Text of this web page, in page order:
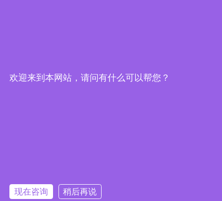
浏览量：1334
欢迎来到本网站，请问有什么可以帮您？
现在咨询 稍后再说